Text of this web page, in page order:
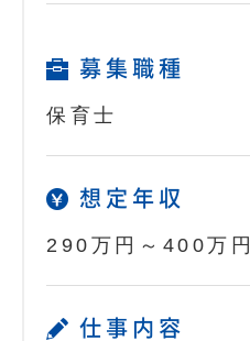
募集職種
保育士
想定年収
290万円～400万円
仕事内容